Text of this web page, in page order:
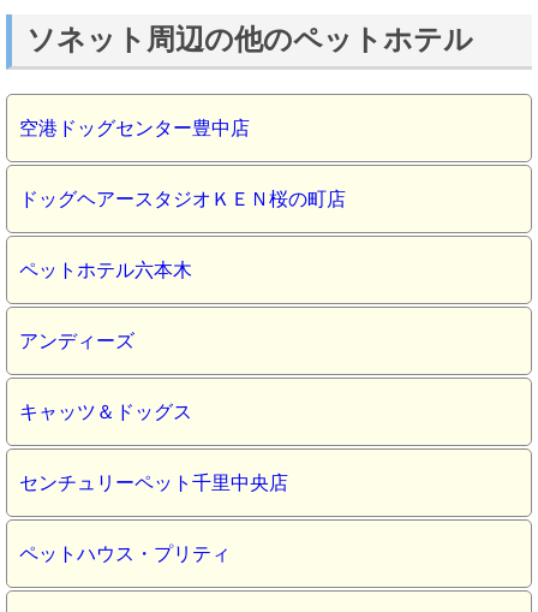
ソネット周辺の他のペットホテル
空港ドッグセンター豊中店
ドッグヘアースタジオＫＥＮ桜の町店
ペットホテル六本木
アンディーズ
キャッツ＆ドッグス
センチュリーペット千里中央店
ペットハウス・プリティ